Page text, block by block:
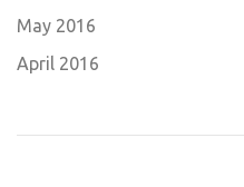
May 2016
April 2016